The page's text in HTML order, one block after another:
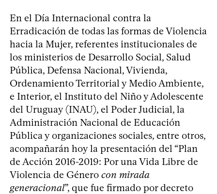
En el Día Internacional contra la
Erradicación de todas las formas de Violencia
hacia la Mujer, referentes institucionales de
los ministerios de Desarrollo Social, Salud
Pública, Defensa Nacional, Vivienda,
Ordenamiento Territorial y Medio Ambiente,
e Interior, el Instituto del Niño y Adolescente
del Uruguay (INAU), el Poder Judicial, la
Administración Nacional de Educación
Pública y organizaciones sociales, entre otros,
acompañarán hoy la presentación del “Plan
de Acción 2016-2019: Por una Vida Libre de
Violencia de Género con mirada
generacional”, que fue firmado por decreto